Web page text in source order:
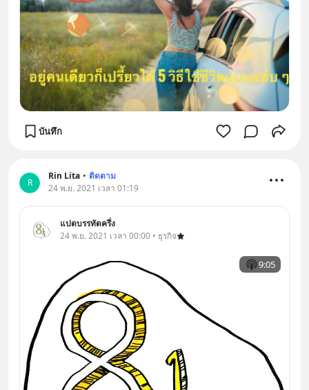
บันทึก
R
Rin Lita • ติดตาม
24 พ.ย. 2021 เวลา 01:19
แปดบรรทัดครึ่ง
24 พ.ย. 2021 เวลา 00:00 • ธุรกิจ
9:05